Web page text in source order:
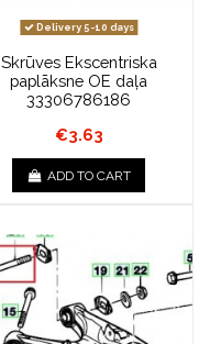
Delivery 5-10 days
Skrūves Ekscentriska
paplāksne OE daļa
33306786186
€3.63
ADD TO CART